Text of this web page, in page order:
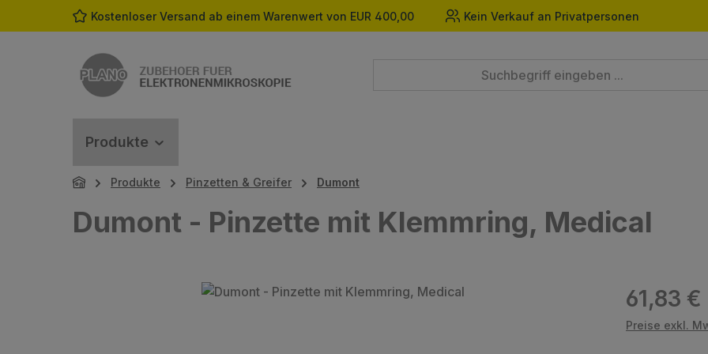
Hauptinhalt springen
Zur Suche springen
Zur Hauptnavigation springen
Kostenloser Versand ab einem Warenwert von EUR 400,00 Kein Verkauf an Privatpersonen
Produkte
Produkte Pinzetten & Greifer Dumont
Dumont - Pinzette mit Klemmring, Medical
Bildergalerie überspringen Regulärer
61,83 €
Preise exkl.